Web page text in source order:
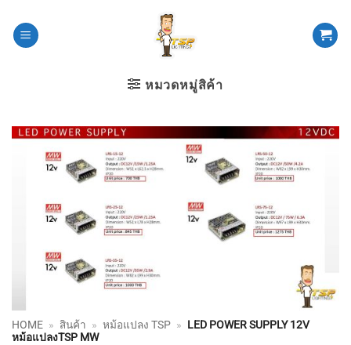
หมวดหมู่สิค้า
HOME » สินค้า » หม้อแปลง TSP » LED POWER SUPPLY 12V
หม้อแปลงTSP MW